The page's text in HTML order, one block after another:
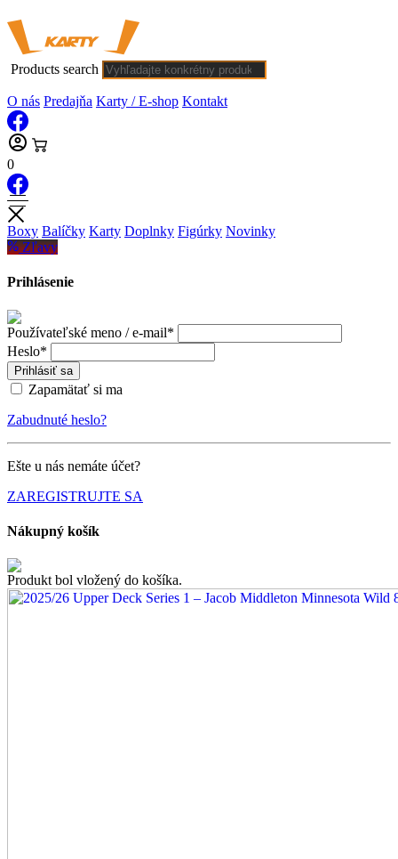
Products search
O nás Predajňa Karty / E-shop Kontakt
0
Boxy Balíčky Karty Doplnky Figúrky Novinky
Zľavy
Prihlásenie
Používateľské meno / e-mail*
Heslo*
Prihlásiť sa
Zapamätať si ma
Zabudnuté heslo?
Ešte u nás nemáte účet?
ZAREGISTRUJTE SA
Nákupný košík
Produkt bol vložený do košíka.